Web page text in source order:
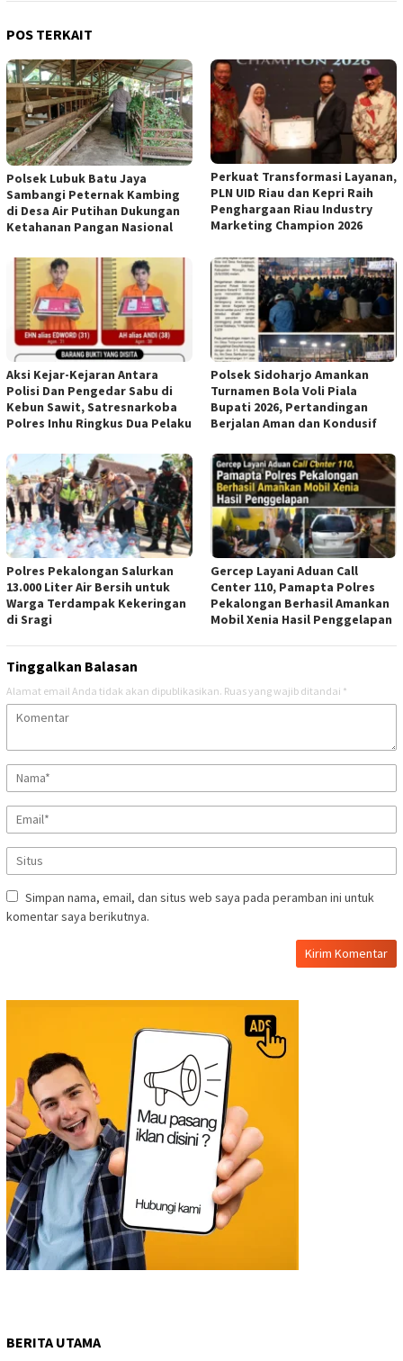
POS TERKAIT
Polsek Lubuk Batu Jaya
Sambangi Peternak Kambing
di Desa Air Putihan Dukungan
Ketahanan Pangan Nasional
Perkuat Transformasi Layanan,
PLN UID Riau dan Kepri Raih
Penghargaan Riau Industry
Marketing Champion 2026
Aksi Kejar-Kejaran Antara
Polisi Dan Pengedar Sabu di
Kebun Sawit, Satresnarkoba
Polres Inhu Ringkus Dua Pelaku
Polsek Sidoharjo Amankan
Turnamen Bola Voli Piala
Bupati 2026, Pertandingan
Berjalan Aman dan Kondusif
Polres Pekalongan Salurkan
13.000 Liter Air Bersih untuk
Warga Terdampak Kekeringan
di Sragi
Gercep Layani Aduan Call
Center 110, Pamapta Polres
Pekalongan Berhasil Amankan
Mobil Xenia Hasil Penggelapan
Tinggalkan Balasan
Alamat email Anda tidak akan dipublikasikan. Ruas yang wajib ditandai *
Simpan nama, email, dan situs web saya pada peramban ini untuk
komentar saya berikutnya.
BERITA UTAMA